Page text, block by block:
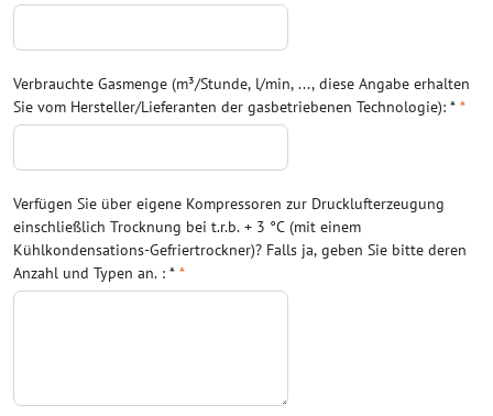
Verbrauchte Gasmenge (m³/Stunde, l/min, ..., diese Angabe erhalten
Sie vom Hersteller/Lieferanten der gasbetriebenen Technologie): * *
Verfügen Sie über eigene Kompressoren zur Drucklufterzeugung
einschließlich Trocknung bei t.r.b. + 3 °C (mit einem
Kühlkondensations-Gefriertrockner)? Falls ja, geben Sie bitte deren
Anzahl und Typen an. : * *